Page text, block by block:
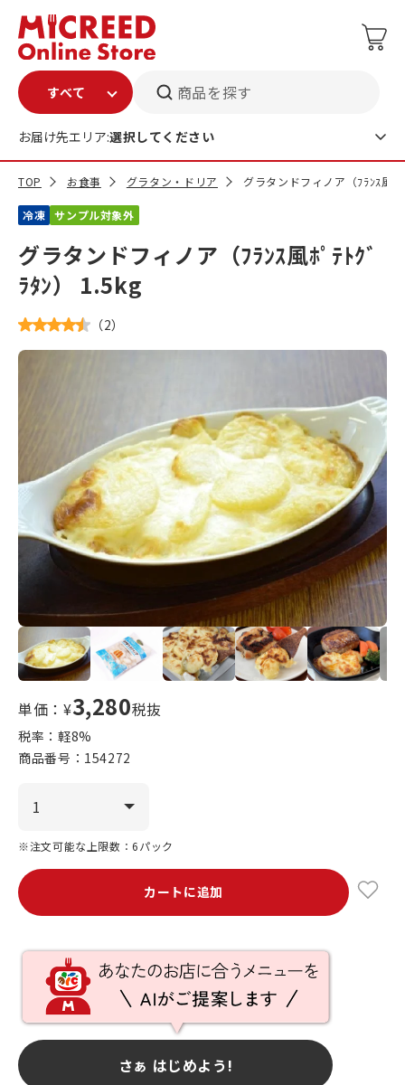
商品を探す
お届け先エリア:選択してください
TOP お食事 グラタン・ドリア グラタンドフィノア（ﾌﾗﾝｽ風ﾎ
冷凍 サンプル対象外
グラタンドフィノア（ﾌﾗﾝｽ風ﾎﾟﾃﾄｸﾞ
ﾗﾀﾝ） 1.5kg
（2）
単価：¥3,280税抜
税率：軽8%
商品番号： 154272
※注文可能な上限数：6パック
カートに追加
さぁ はじめよう!